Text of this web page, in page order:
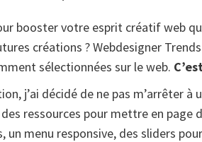
booster votre esprit créatif web
créations ? Webdesigner
sélectionnées sur le web.
j’ai décidé de ne pas m’arrêter à
ressources pour mettre en page
un menu responsive, des sliders